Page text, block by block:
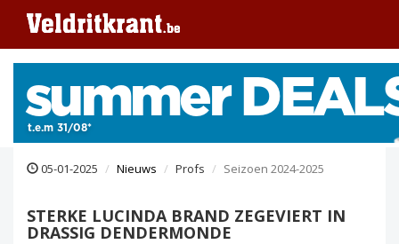
05-01-2025 Nieuws Profs Seizoen 2024-2025
STERKE LUCINDA BRAND ZEGEVIERT IN
DRASSIG DENDERMONDE